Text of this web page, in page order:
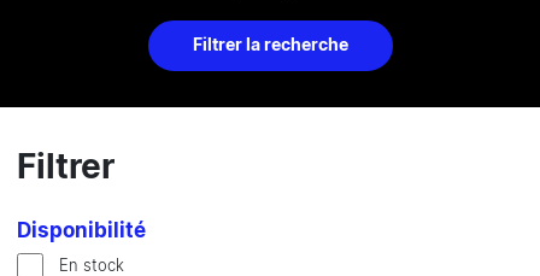
Filtrer la recherche
Filtrer
Disponibilité
En stock